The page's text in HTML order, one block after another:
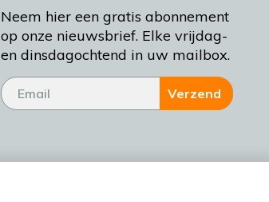
Neem hier een gratis abonnement
op onze nieuwsbrief. Elke vrijdag-
en dinsdagochtend in uw mailbox.
Verzend